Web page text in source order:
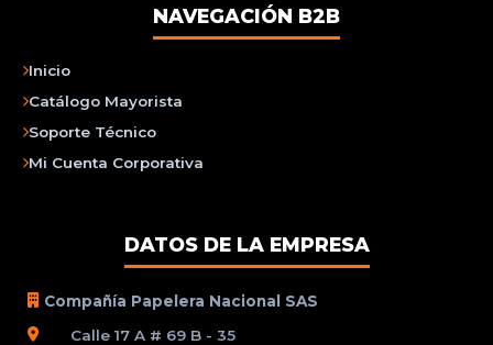
NAVEGACIÓN B2B
Inicio
Catálogo Mayorista
Soporte Técnico
Mi Cuenta Corporativa
DATOS DE LA EMPRESA
Compañía Papelera Nacional SAS
Calle 17 A # 69 B - 35